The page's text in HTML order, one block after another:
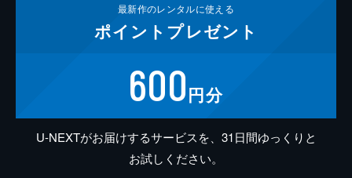
最新作のレンタルに使える
ポイント プレゼント
600円分
U-NEXTがお届けするサービスを、31日間ゆっくりと
お試しください。